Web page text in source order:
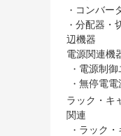
・ コンバー
・ 分配器・
辺機器
電源関連機
・ 電源制御
・ 無停電電
ラック・キ
関連
・ ラック・